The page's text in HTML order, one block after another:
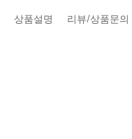
상품설명 리뷰/상품문의